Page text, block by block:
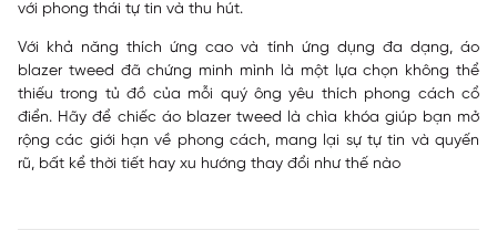
với phong thái tự tin và thu hút.
Với khả năng thích ứng cao và tính ứng dụng đa dạng, áo
blazer tweed đã chứng minh mình là một lựa chọn không thể
thiếu trong tủ đồ của mỗi quý ông yêu thích phong cách cổ
điển. Hãy để chiếc áo blazer tweed là chìa khóa giúp bạn mở
rộng các giới hạn về phong cách, mang lại sự tự tin và quyến
rũ, bất kể thời tiết hay xu hướng thay đổi như thế nào